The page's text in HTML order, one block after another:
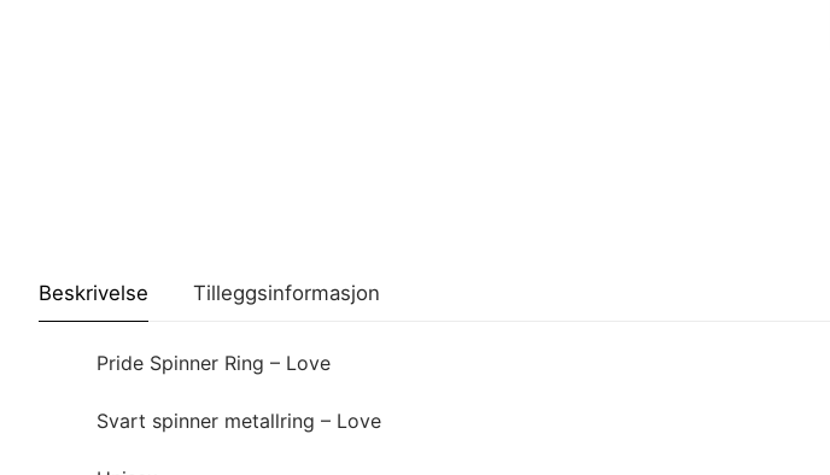
Beskrivelse Tilleggsinformasjon
Pride Spinner Ring – Love
Svart spinner metallring – Love